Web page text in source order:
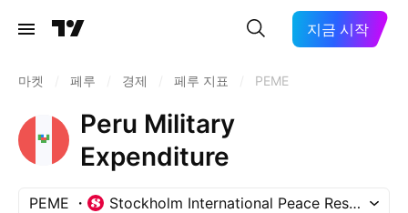
지금 시작
마켓 페루 경제 페루 지표 PEME
Peru Military
Expenditure
PEME Stockholm International Peace Research